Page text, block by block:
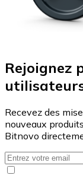
Rejoignez
Recevez des
nouveaux
Bitnovo